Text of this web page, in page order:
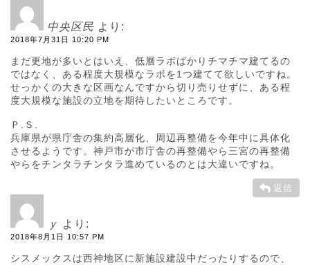
中央区民 より:
2018年7月31日 10:20 PM
まだ更地が多いとはいえ、低層ラボばかりチマチマ建てるの
ではなく、ある程度大規模なラボを1つ建てて欲しいですね。
せっかくの大きな区画なんですから切り売りせずに、ある程
度大規模な施設の立地を期待したいところです。
Ｐ.Ｓ.
兵庫県が県庁舎の集約高層化、周辺再整備を今年中に具体化
させるようです。神戸市が市庁舎の再整備やら三宮の再整備
やらをチンタラチンタラ進めているのとは大違いですね。
返信
ｙ より:
2018年8月1日 10:57 PM
シスメックスは西神地区に新施設建設中だったりするので、